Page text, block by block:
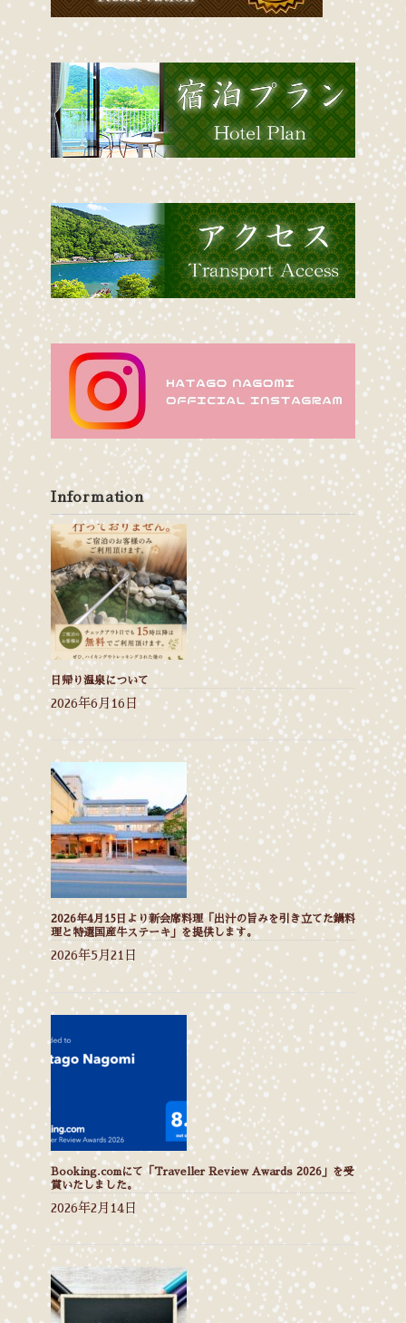
Information
日帰り温泉について
2026年6月16日
2026年4月15日より新会席料理「出汁の旨みを引き立てた鍋料
理と特選国産牛ステーキ」を提供します。
2026年5月21日
Booking.comにて「Traveller Review Awards 2026」を受
賞いたしました。
2026年2月14日